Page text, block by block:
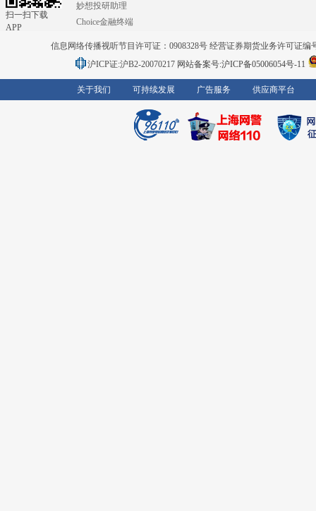
扫一扫下载
APP
妙想投研助理
Choice金融终端
信息网络传播视听节目许可证：0908328号 经营证券期货业务许可证编
沪ICP证:沪B2-20070217 网站备案号:沪ICP备05006054号-11
关于我们 可持续发展 广告服务 供应商平台